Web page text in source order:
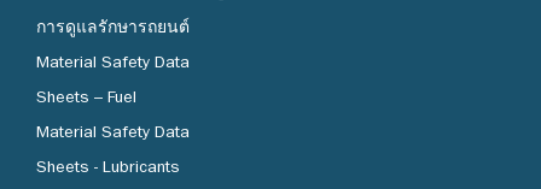
การดูแลรักษารถยนต์
Material Safety Data
Sheets – Fuel
Material Safety Data
Sheets - Lubricants